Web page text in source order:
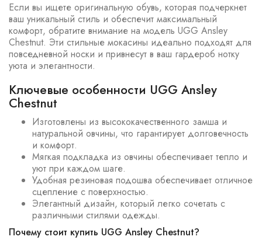
Если вы ищете оригинальную обувь, которая подчеркнет
ваш уникальный стиль и обеспечит максимальный
комфорт, обратите внимание на модель UGG Ansley
Chestnut. Эти стильные мокасины идеально подходят для
повседневной носки и привнесут в ваш гардероб нотку
уюта и элегантности.
Ключевые особенности UGG Ansley
Chestnut
Изготовлены из высококачественного замша и
натуральной овчины, что гарантирует долговечность
и комфорт.
Мягкая подкладка из овчины обеспечивает тепло и
уют при каждом шаге.
Удобная резиновая подошва обеспечивает отличное
сцепление с поверхностью.
Элегантный дизайн, который легко сочетать с
различными стилями одежды.
Почему стоит купить UGG Ansley Chestnut?